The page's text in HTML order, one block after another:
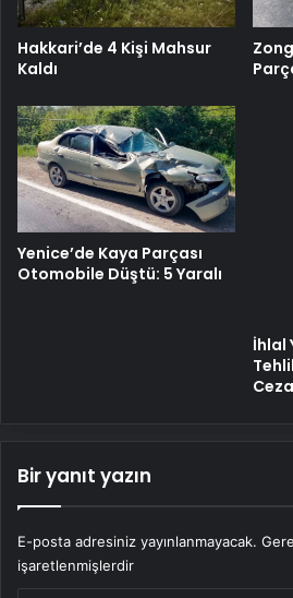
Hakkari’de 4 Kişi Mahsur
Kaldı
Yenice’de Kaya Parçası
Otomobile Düştü: 5 Yaralı
İhlal
Bir yanıt yazın
E-posta adresiniz yayınlanmayacak.
işaretlenmişlerdir